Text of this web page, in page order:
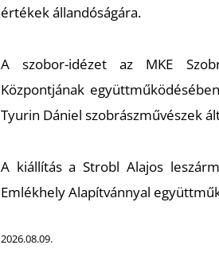
értékek állandóságára.
A szobor-idézet az MKE
Központjának
Tyurin Dániel szobrászművészek
A kiállítás a Strobl Alajos
Emlékhely Alapítvánnyal
2026.08.09.